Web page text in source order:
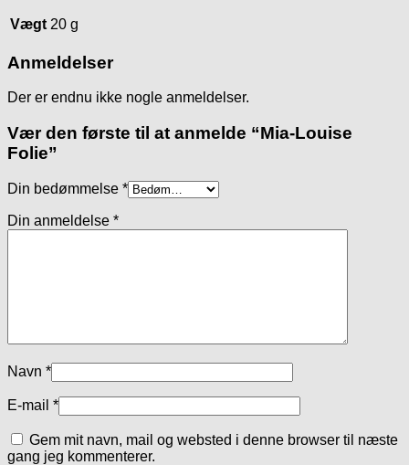
Vægt 20 g
Anmeldelser
Der er endnu ikke nogle anmeldelser.
Vær den første til at anmelde “Mia-Louise
Folie”
Din bedømmelse *
Din anmeldelse *
Navn *
E-mail *
Gem mit navn, mail og websted i denne browser til næste
gang jeg kommenterer.